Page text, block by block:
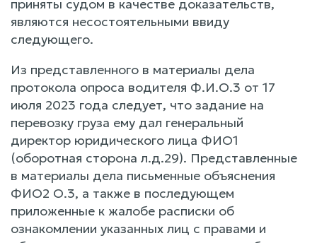
приняты судом в качестве доказательств,
являются несостоятельными ввиду
следующего.
Из представленного в материалы дела
протокола опроса водителя Ф.И.О.3 от 17
июля 2023 года следует, что задание на
перевозку груза ему дал генеральный
директор юридического лица ФИО1
(оборотная сторона л.д.29). Представленные
в материалы дела письменные объяснения
ФИО2 О.3, а также в последующем
приложенные к жалобе расписки об
ознакомлении указанных лиц с правами и